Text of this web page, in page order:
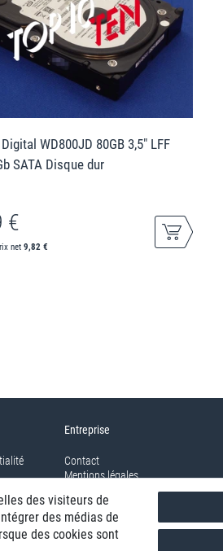
WD800JD 80GB 3,5" LFF
SATA Disque dur
€
net9,82 €
Entreprise
Contact
Mentions légales
des visiteurs de
des médias de
des cookies sont